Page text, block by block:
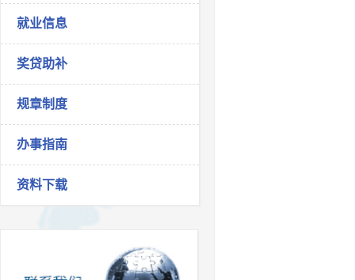
就业信息
奖贷助补
规章制度
办事指南
资料下载